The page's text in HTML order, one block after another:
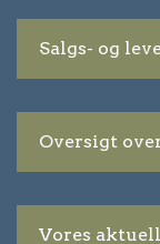
Salgs- og
Oversigt
Vores